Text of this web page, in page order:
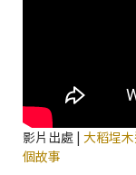
影片出處 | 大稻埕
個故事